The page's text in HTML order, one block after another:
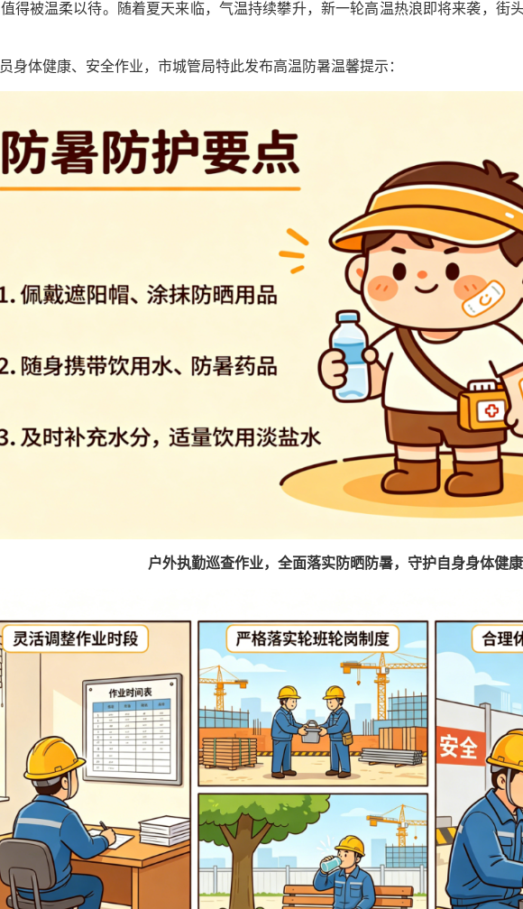
得被温柔以待。随着夏天来临，气温持续攀升，新一轮高温热浪即将来袭，街
身体健康、安全作业，市城管局特此发布高温防暑温馨提示：
户外执勤巡查作业，全面落实防晒防暑，守护自身身体健康